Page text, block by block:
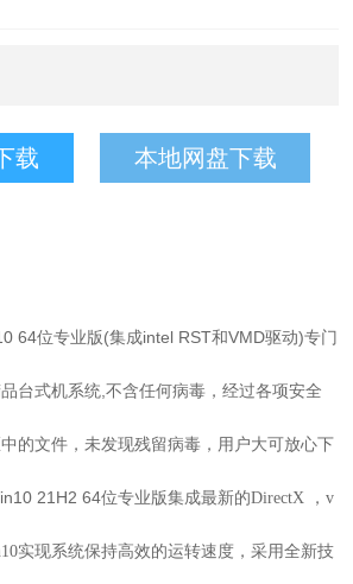
载 本地网盘下载
位专业版(集成intel RST和VMD驱动)专门
台式机系统,不含任何病毒，经过各项安全
的文件，未发现残留病毒，用户大可放心下
21H2 64位专业版集成最新的DirectX ，v
实现系统保持高效的运转速度，采用全新技